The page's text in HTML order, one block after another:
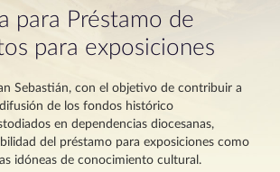
para Préstamo de
para exposiciones
Sebastián, con el objetivo de contribuir a
de los fondos histórico
en dependencias diocesanas,
del préstamo para exposiciones como
idóneas de conocimiento cultural.